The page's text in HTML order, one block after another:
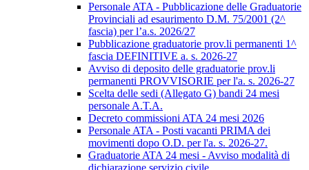
Personale ATA - Pubblicazione delle Graduatorie
Provinciali ad esaurimento D.M. 75/2001 (2^
fascia) per l’a.s. 2026/27
Pubblicazione graduatorie prov.li permanenti 1^
fascia DEFINITIVE a. s. 2026-27
Avviso di deposito delle graduatorie prov.li
permanenti PROVVISORIE per l'a. s. 2026-27
Scelta delle sedi (Allegato G) bandi 24 mesi
personale A.T.A.
Decreto commissioni ATA 24 mesi 2026
Personale ATA - Posti vacanti PRIMA dei
movimenti dopo O.D. per l'a. s. 2026-27.
Graduatorie ATA 24 mesi - Avviso modalità di